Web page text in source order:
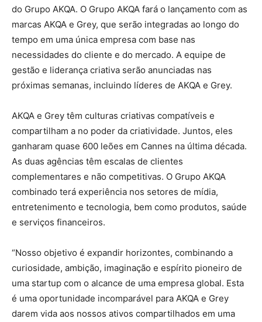
do Grupo AKQA. O Grupo AKQA fará o lançamento com as
marcas AKQA e Grey, que serão integradas ao longo do
tempo em uma única empresa com base nas
necessidades do cliente e do mercado. A equipe de
gestão e liderança criativa serão anunciadas nas
próximas semanas, incluindo líderes de AKQA e Grey.
AKQA e Grey têm culturas criativas compatíveis e
compartilham a no poder da criatividade. Juntos, eles
ganharam quase 600 leões em Cannes na última década.
As duas agências têm escalas de clientes
complementares e não competitivas. O Grupo AKQA
combinado terá experiência nos setores de mídia,
entretenimento e tecnologia, bem como produtos, saúde
e serviços financeiros.
“Nosso objetivo é expandir horizontes, combinando a
curiosidade, ambição, imaginação e espírito pioneiro de
uma startup com o alcance de uma empresa global. Esta
é uma oportunidade incomparável para AKQA e Grey
darem vida aos nossos ativos compartilhados em uma